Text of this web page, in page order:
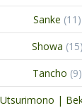
Sanke 11 11
Showa 15
Tancho 99
Utsurimono |